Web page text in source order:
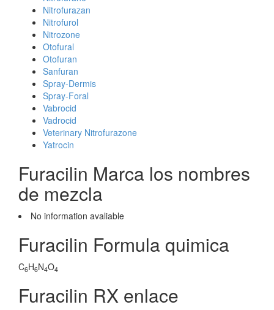
Nitrofurazan
Nitrofurol
Nitrozone
Otofural
Otofuran
Sanfuran
Spray-Dermis
Spray-Foral
Vabrocid
Vadrocid
Veterinary Nitrofurazone
Yatrocin
Furacilin Marca los nombres
de mezcla
No information avaliable
Furacilin Formula quimica
C6H6N4O4
Furacilin RX enlace